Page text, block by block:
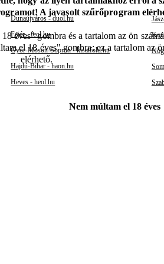
A javasolt szűrőprogram
éves" gombra és a tartalom az ön
el 18 éves" gombra; ez a tartalom az
elérhető.
Nem múltam el 18 éves
Dunaújváros - duol.hu
Fejér - feol.hu
Győr-Moson-Sopron - kisalfold.hu
Hajdú-Bihar - haon.hu
Heves - heol.hu